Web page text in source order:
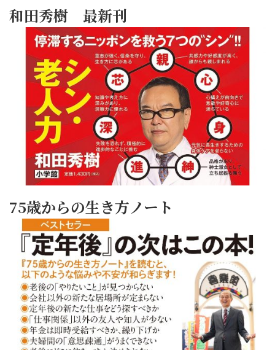
和田秀樹 最新刊
75歳からの生き方ノート